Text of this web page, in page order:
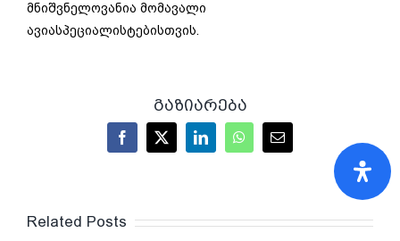
მნიშვნელოვანია მომავალი
ავიასპეციალისტებისთვის.
გაზიარება
Facebook
X LinkedInWhatsApp
Email
Related Posts